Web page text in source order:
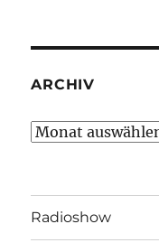
ARCHIV
Archiv
Radioshow